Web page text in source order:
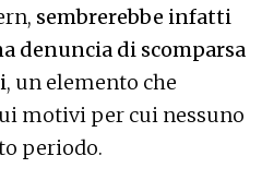
sembrerebbe infatti
denuncia di scomparsa
, un elemento che
motivi per cui nessuno
periodo.